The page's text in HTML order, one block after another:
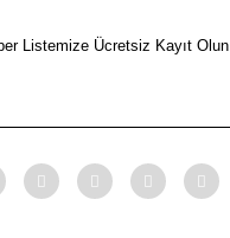
Listemize Ücretsiz Kayıt Olun